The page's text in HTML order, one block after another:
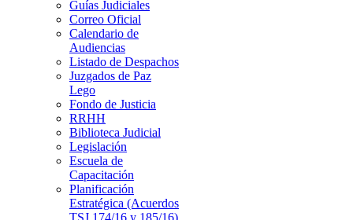
Guías Judiciales
Correo Oficial
Calendario de
Audiencias
Listado de Despachos
Juzgados de Paz
Lego
Fondo de Justicia
RRHH
Biblioteca Judicial
Legislación
Escuela de
Capacitación
Planificación
Estratégica (Acuerdos
TSJ 174/16 y 185/16)